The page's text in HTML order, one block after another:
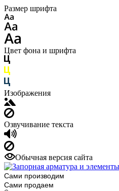
Размер шрифта
Цвет фона и шрифта
Изображения
Озвучивание текста
Обычная версия сайта
Сами производим
Сами продаем